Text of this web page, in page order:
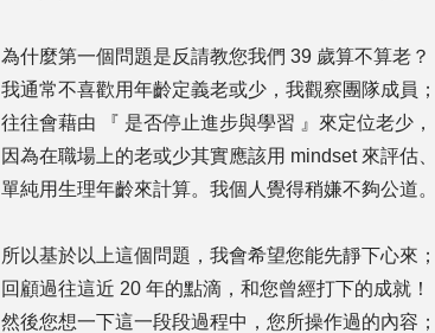
為什麼第一個問題是反請教您我們 39 歲算不算老？
我通常不喜歡用年齡定義老或少，我觀察團隊成員；
往往會藉由 『 是否停止進步與學習 』來定位老少，
因為在職場上的老或少其實應該用 mindset 來評估、
單純用生理年齡來計算。我個人覺得稍嫌不夠公道。
所以基於以上這個問題，我會希望您能先靜下心來；
回顧過往這近 20 年的點滴，和您曾經打下的成就！
然後您想一下這一段段過程中，您所操作過的內容；